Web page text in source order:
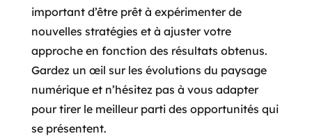
important d’être prêt à expérimenter de
nouvelles stratégies et à ajuster votre
approche en fonction des résultats obtenus.
Gardez un œil sur les évolutions du paysage
numérique et n’hésitez pas à vous adapter
pour tirer le meilleur parti des opportunités qui
se présentent.